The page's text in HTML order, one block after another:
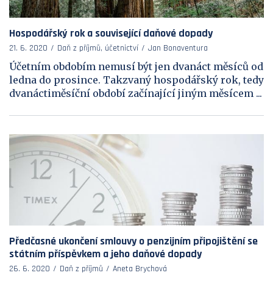
Hospodářský rok a související daňové dopady
21. 6. 2020 Daň z příjmů, účetnictví Jan Bonaventura
Účetním obdobím nemusí být jen dvanáct měsíců od
ledna do prosince. Takzvaný hospodářský rok, tedy
dvanáctiměsíční období začínající jiným měsícem ...
Předčasné ukončení smlouvy o penzijním připojištění se
státním příspěvkem a jeho daňové dopady
26. 6. 2020 Daň z příjmů Aneta Brychová